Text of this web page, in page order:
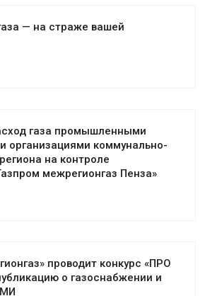
— на страже вашей
газа промышленными
организациями коммунально-
на контроле
межрегионгаз Пенза»
проводит конкурс «ПРО
о газоснабжении и